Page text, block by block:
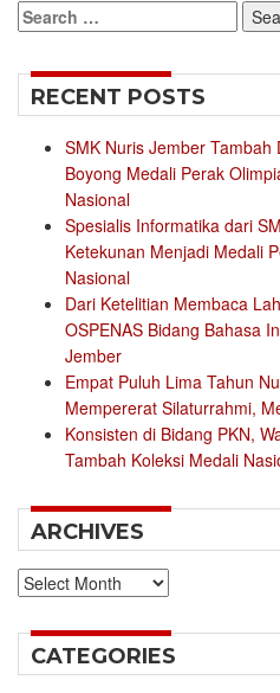
Search
for:
RECENT POSTS
SMK Nuris Jember
Boyong Medali Perak
Nasional
Spesialis Informatika dari
Ketekunan Menjadi Medali
Nasional
Dari Ketelitian Membaca
OSPENAS Bidang Bahasa
Jember
Empat Puluh Lima Tahun
Mempererat Silaturrahmi,
Konsisten di Bidang PKN,
Tambah Koleksi Medali
ARCHIVES
Archives
CATEGORIES